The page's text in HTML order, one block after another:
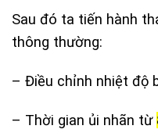
Sau đó ta tiến hành
thông thường:
– Điều chỉnh nhiệt độ
– Thời gian ủi nhãn từ